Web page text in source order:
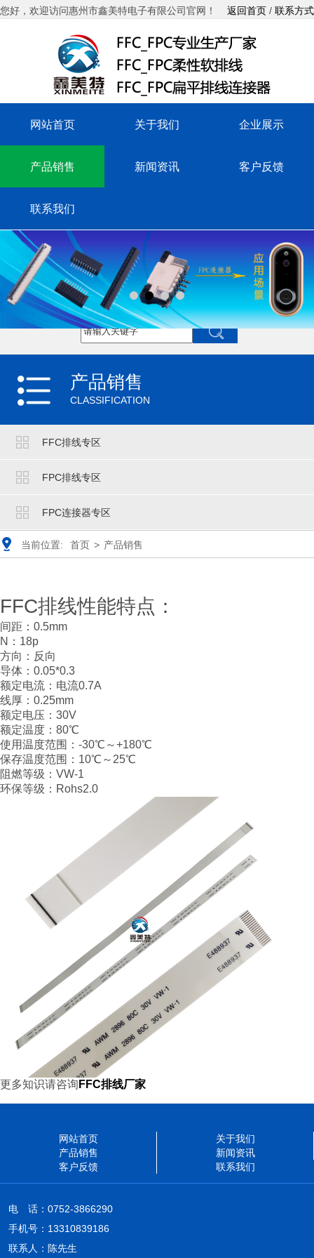
您好，欢迎访问惠州市鑫美特电子有限公司官网！ 返回首页 / 联系方式
网站首页 关于我们 企业展示
产品销售 新闻资讯 客户反馈
联系我们
产品销售
CLASSIFICATION
FFC排线专区
FPC排线专区
FPC连接器专区
当前位置: 首页 > 产品销售
FFC排线性能特点：
间距：0.5mm
N：18p
方向：反向
导体：0.05*0.3
额定电流：电流0.7A
线厚：0.25mm
额定电压：30V
额定温度：80℃
使用温度范围：-30℃～+180℃
保存温度范围：10℃～25℃
阻燃等级：VW-1
环保等级：Rohs2.0
更多知识请咨询 FFC排线厂家
网站首页
关于我们
产品销售
新闻资讯
客户反馈
联系我们
电 话：0752-3866290
手机号：13310839186
联系人：陈先生